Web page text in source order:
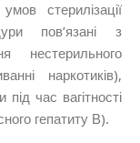
стерилізації
пов’язані з
нестерильного
наркотиків),
час вагітності
гепатиту В).